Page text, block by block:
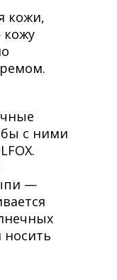
кожи,
с ними
—
носить